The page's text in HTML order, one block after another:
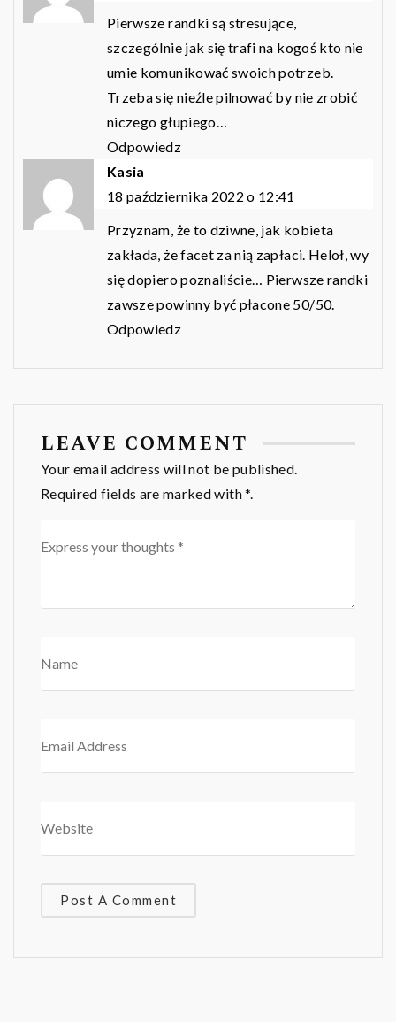
Pierwsze randki są stresujące,
szczególnie jak się trafi na kogoś kto nie
umie komunikować swoich potrzeb.
Trzeba się nieźle pilnować by nie zrobić
niczego głupiego…
Odpowiedz
Kasia
18 października 2022 o 12:41
Przyznam, że to dziwne, jak kobieta
zakłada, że facet za nią zapłaci. Heloł, wy
się dopiero poznaliście… Pierwsze randki
zawsze powinny być płacone 50/50.
Odpowiedz
LEAVE COMMENT
Your email address will not be published.
Required fields are marked with *.